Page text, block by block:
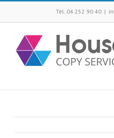
Tél. 04 252 90 40 |